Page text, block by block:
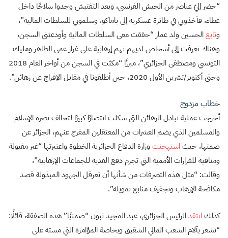
“حضر إليّ عناصر من الجيش الفرنسي، وبعد التفتيش وجدوا سلاحًا داخل
غطاء، فأخذوني في طائرة عسكرية إلى باماكو، وسلموني للسلطات المالية”،
وتابعالحسين ولد عمار “حققت معي السلطات المالية وأودعتني السجن،
وهناك تعرفت إلى أشخاص لديهم تهم إرهابية على غرار عمي الطاهر ومليك
التونسي ومصطفى الجزائري”، مبرزًا “مكثت في السجن من أواخر العام 2018
وحتى أكتوبر/تشرين الأول 2020، حين أطلقونا في مقابل الإفراج عن رهائن”.
خطاب مزدوج
أخرجت عملية تبادل الرهائن التي شكلت انتصارًا كبيرًا لتحالف نصرة الإسلام
والمسلمين الذي يضم العشرات من المعتقلين المفرج عنهم، الجزائر عن
صمتها، حيثاستهجنتوزارة الدفاع الجزائرية الخطوة واعتبرتها “غير مقبولة
ومنافية للقرارات الأممية التي تجرم دفع الفدية للجماعات الإرهابية”،
وقالت: “مثل هذه التصرفات من شأنها أن تعرقل الجهود المبذولة قصد
مكافحة الإرهاب وتجفيف منابع تمويله”.
كذلكانتقدالرئيس الجزائري، عبد المجيد تبون “ضمنيًا” هذه الصفقة، قائلًا:
“نشعر بآلام الشعب المالي الشقيق وبخاصة المؤامرة التي مسته على